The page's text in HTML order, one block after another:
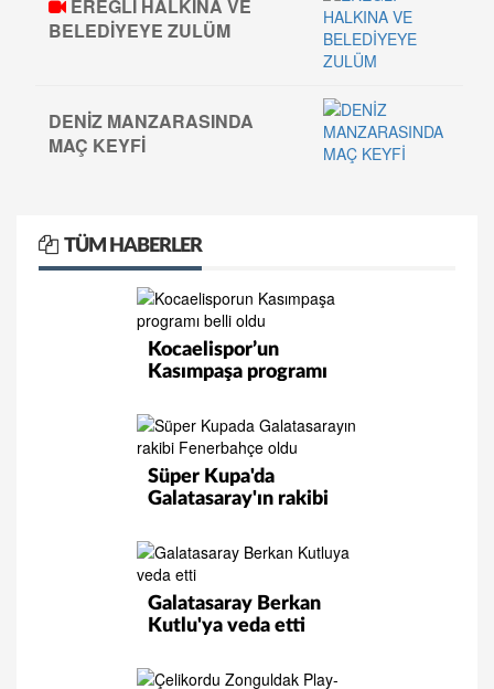
EREĞLİ HALKINA VE
BELEDİYEYE ZULÜM
DENİZ MANZARASINDA
MAÇ KEYFİ
TÜM HABERLER
Kocaelispor’un
Kasımpaşa programı
Süper Kupa'da
Galatasaray'ın rakibi
Galatasaray Berkan
Kutlu'ya veda etti